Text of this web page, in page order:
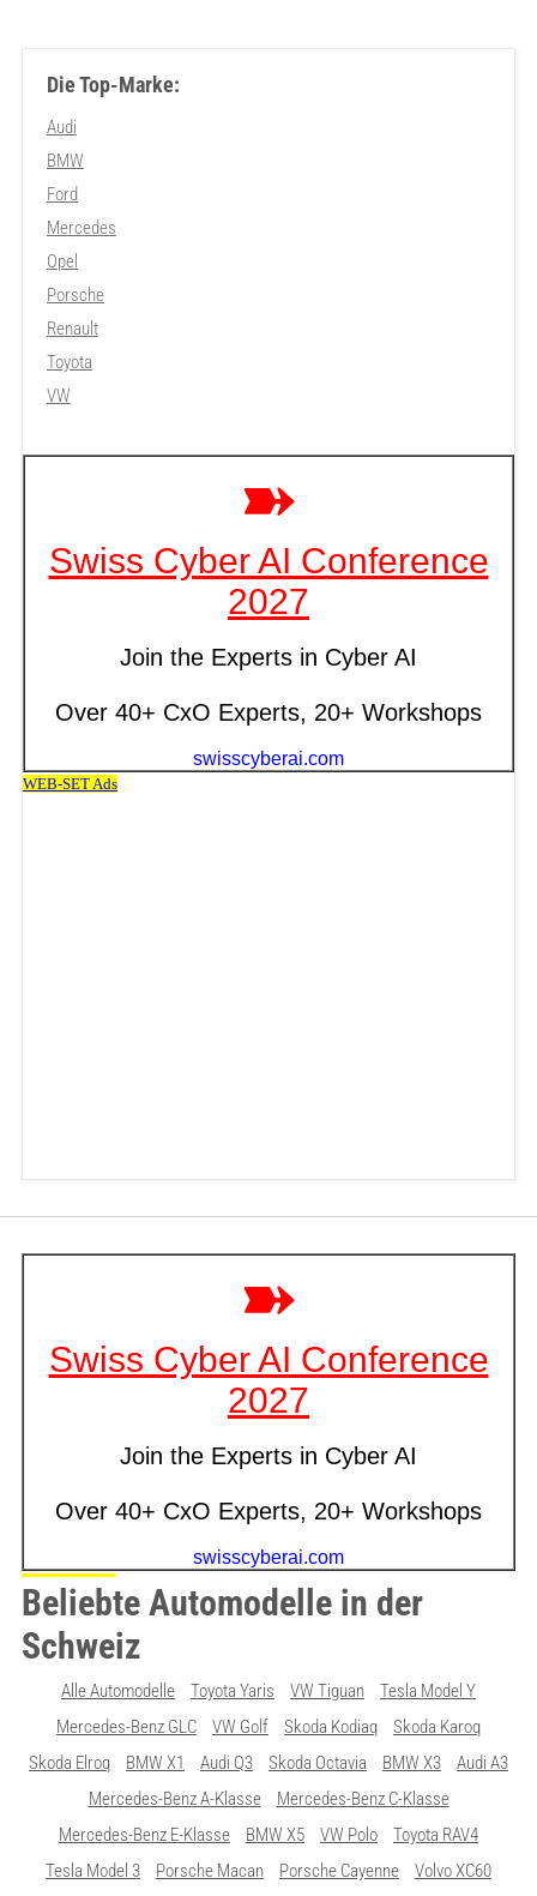
Die Top-Marke:
Audi
BMW
Ford
Mercedes
Opel
Porsche
Renault
Toyota
VW
Beliebte Automodelle in der
Schweiz
Alle Automodelle Toyota Yaris VW Tiguan
Tesla Model Y
Mercedes-Benz GLC
VW Golf Skoda Kodiaq
Skoda Karoq
Skoda Elroq
BMW X1 Audi Q3 Skoda Octavia BMW X3
Audi A3
Mercedes-Benz A-Klasse
Mercedes-Benz C-Klasse
Mercedes-Benz E-Klasse
BMW X5 VW Polo
Toyota RAV4
Tesla Model 3
Porsche Macan Porsche Cayenne Volvo XC60